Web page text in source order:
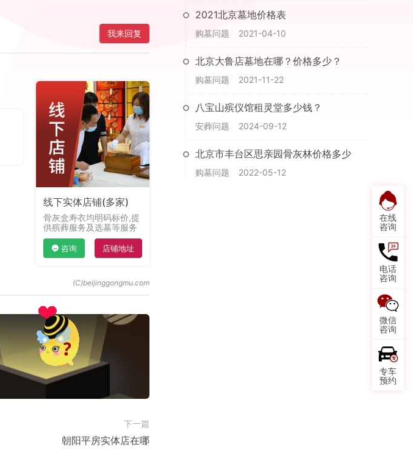
在线
咨询
电话
咨询
微信
咨询
专车
预约
我来回复
线下实体店铺(多家)
骨灰盒寿衣均明码标价,提
供殡葬服务及选墓等服务
咨询 店铺地址
下一篇
朝阳平房实体店在哪
2021北京墓地价格表
购墓问题 2021-04-10
北京大鲁店墓地在哪？价格多少？
购墓问题 2021-11-22
八宝山殡仪馆租灵堂多少钱？
安葬问题 2024-09-12
北京市丰台区思亲园骨灰林价格多少
购墓问题 2022-05-12